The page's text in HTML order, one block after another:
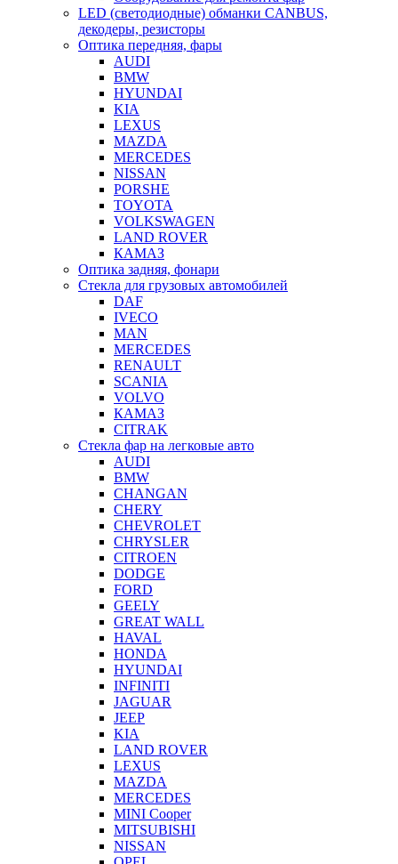
LED (светодиодные) обманки CANBUS,
декодеры, резисторы
Оптика передняя, фары
AUDI
BMW
HYUNDAI
KIA
LEXUS
MAZDA
MERCEDES
NISSAN
PORSHE
TOYOTA
VOLKSWAGEN
LAND ROVER
КАМАЗ
Оптика задняя, фонари
Стекла для грузовых автомобилей
DAF
IVECO
MAN
MERCEDES
RENAULT
SCANIA
VOLVO
КАМАЗ
CITRAK
Стекла фар на легковые авто
AUDI
BMW
CHANGAN
CHERY
CHEVROLET
CHRYSLER
CITROEN
DODGE
FORD
GEELY
GREAT WALL
HAVAL
HONDA
HYUNDAI
INFINITI
JAGUAR
JEEP
KIA
LAND ROVER
LEXUS
MAZDA
MERCEDES
MINI Cooper
MITSUBISHI
NISSAN